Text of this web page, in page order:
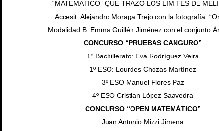
“MATEMÁTICO” QUE TRAZÓ LOS LÍMITES DE
Accesit: Alejandro Moraga Trejo con la fotografía:
Modalidad B: Emma Guillén Jiménez con el conjunto
CONCURSO “PRUEBAS CANGURO”
1º Bachillerato: Eva Rodríguez Veira
1º ESO: Lourdes Chozas Martínez
3º ESO Manuel Flores Paz
4º ESO Cristian López Saavedra
CONCURSO “OPEN MATEMÁTICO”
Juan Antonio Mizzi Jimena